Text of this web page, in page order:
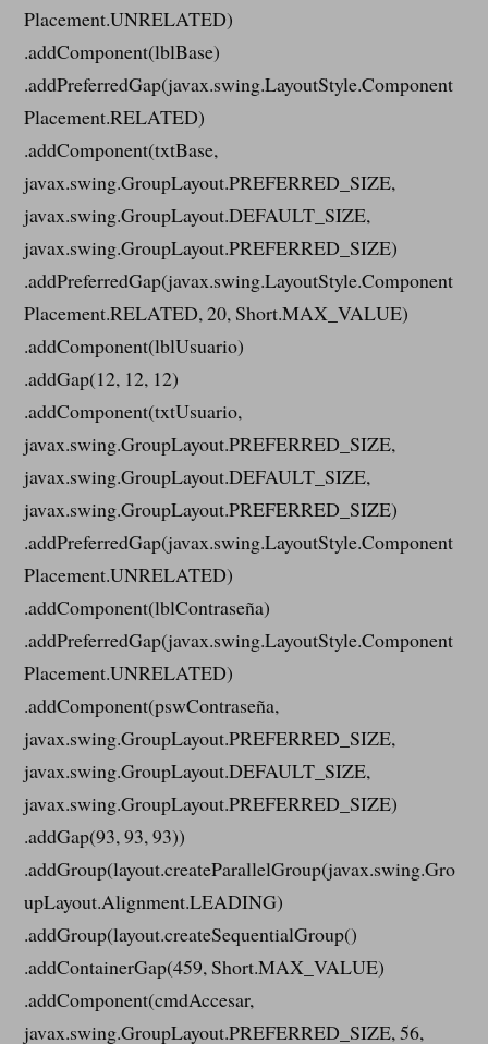
Placement.UNRELATED)
.addComponent(lblBase)
.addPreferredGap(javax.swing.LayoutStyle.Component
Placement.RELATED)
.addComponent(txtBase,
javax.swing.GroupLayout.PREFERRED_SIZE,
javax.swing.GroupLayout.DEFAULT_SIZE,
javax.swing.GroupLayout.PREFERRED_SIZE)
.addPreferredGap(javax.swing.LayoutStyle.Component
Placement.RELATED, 20, Short.MAX_VALUE)
.addComponent(lblUsuario)
.addGap(12, 12, 12)
.addComponent(txtUsuario,
javax.swing.GroupLayout.PREFERRED_SIZE,
javax.swing.GroupLayout.DEFAULT_SIZE,
javax.swing.GroupLayout.PREFERRED_SIZE)
.addPreferredGap(javax.swing.LayoutStyle.Component
Placement.UNRELATED)
.addComponent(lblContraseña)
.addPreferredGap(javax.swing.LayoutStyle.Component
Placement.UNRELATED)
.addComponent(pswContraseña,
javax.swing.GroupLayout.PREFERRED_SIZE,
javax.swing.GroupLayout.DEFAULT_SIZE,
javax.swing.GroupLayout.PREFERRED_SIZE)
.addGap(93, 93, 93))
.addGroup(layout.createParallelGroup(javax.swing.Gro
upLayout.Alignment.LEADING)
.addGroup(layout.createSequentialGroup()
.addContainerGap(459, Short.MAX_VALUE)
.addComponent(cmdAccesar,
javax.swing.GroupLayout.PREFERRED_SIZE, 56,